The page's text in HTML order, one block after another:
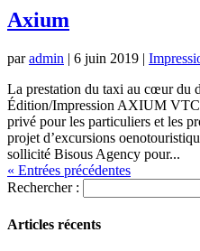
Axium
paradmin | 6 juin 2019 |
La prestation du taxi au cœur du
Édition/Impression AXIUM VTC
privé pour les particuliers et les
projet d’excursions
sollicité Bisous Agency pour...
« Entrées précédentes
Rechercher :
Articles récents